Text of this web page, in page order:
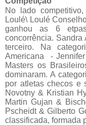
No lado
Loulé\ Loulé
ganhou as 6
concorrência.
terceiro. Na
Americana -
Masters os
dominaram. A
por atletas checos e
Novotny & Kristian
Martin Gujan &
Pscheidt & Gilberto
classificada, formada